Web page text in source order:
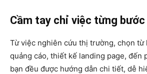
Cầm tay chỉ việc từng bước
Từ việc nghiên cứu thị trường, chọn từ
quảng cáo, thiết kế landing page, đến
bạn đều được hướng dẫn chi tiết, dễ